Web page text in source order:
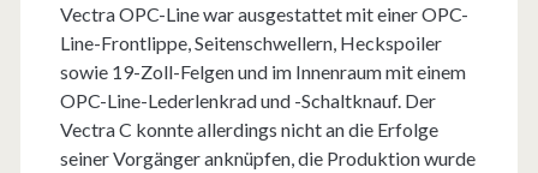
Vectra OPC-Line war ausgestattet mit einer OPC-
Line-Frontlippe, Seitenschwellern, Heckspoiler
sowie 19-Zoll-Felgen und im Innenraum mit einem
OPC-Line-Lederlenkrad und -Schaltknauf. Der
Vectra C konnte allerdings nicht an die Erfolge
seiner Vorgänger anknüpfen, die Produktion wurde